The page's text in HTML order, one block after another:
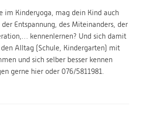
im Kinderyoga, mag dein Kind auch
der Entspannung, des Miteinanders, der
kennenlernen? Und sich damit
den Alltag (Schule, Kindergarten) mit
und sich selber besser kennen
gerne hier oder 076/5811981.